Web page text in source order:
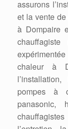
assurons
et la vente
à Dompaire
chauffagiste
chaleur à
pompes à
panasonic,